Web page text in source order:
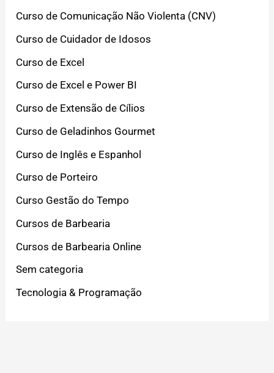
Curso de Comunicação Não Violenta (CNV)
Curso de Cuidador de Idosos
Curso de Excel
Curso de Excel e Power BI
Curso de Extensão de Cílios
Curso de Geladinhos Gourmet
Curso de Inglês e Espanhol
Curso de Porteiro
Curso Gestão do Tempo
Cursos de Barbearia
Cursos de Barbearia Online
Sem categoria
Tecnologia & Programação